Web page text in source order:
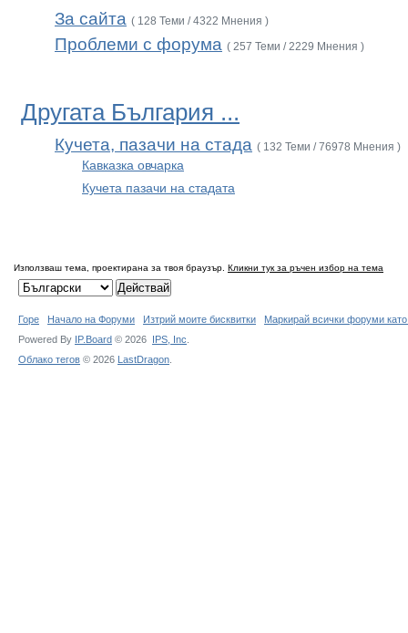
За сайта ( 128 Теми / 4322 Мнения )
Проблеми с форума ( 257 Теми / 2229 Мнения )
Другата България ...
Кучета, пазачи на стада ( 132 Теми / 76978 Мнения )
Кавказка овчарка
Кучета пазачи на стадата
Използваш тема, проектирана за твоя браузър. Кликни тук за ръчен избор на тема
Горе Начало на Форуми Изтрий моите бисквитки
Маркирай всички форуми
Powered By IP.Board © 2026 IPS, Inc
Облако тегов © 2026 LastDragon